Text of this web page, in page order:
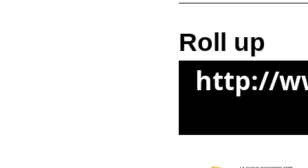
Roll up
http://